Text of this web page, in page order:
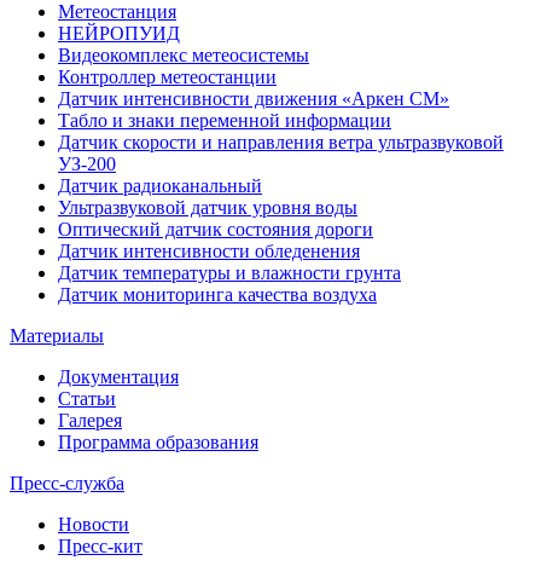
Метеостанция
НЕЙРОПУИД
Видеокомплекс метеосистемы
Контроллер метеостанции
Датчик интенсивности движения «Аркен СМ»
Табло и знаки переменной информации
Датчик скорости и направления ветра ультразвуковой
УЗ-200
Датчик радиоканальный
Ультразвуковой датчик уровня воды
Оптический датчик состояния дороги
Датчик интенсивности обледенения
Датчик температуры и влажности грунта
Датчик мониторинга качества воздуха
Материалы
Документация
Статьи
Галерея
Программа образования
Пресс-служба
Новости
Пресс-кит